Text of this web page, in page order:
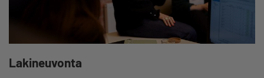
Lakineuvonta